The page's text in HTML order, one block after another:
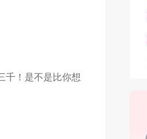
千！是不是比你想